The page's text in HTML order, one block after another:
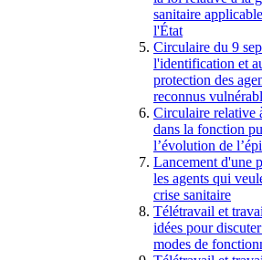
sanitaire
l'État
Circulaire du 9
l'identification et
protection des
reconnus
Circulaire relative
dans la fonction
l’évolution de
Lancement d'une
les agents qui
crise sanitaire
Télétravail et
idées pour
modes de